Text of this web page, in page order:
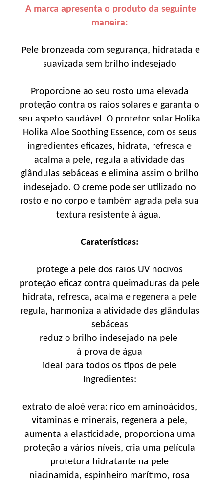
A marca apresenta o produto da seguinte
maneira:
Pele bronzeada com segurança, hidratada e
suavizada sem brilho indesejado
Proporcione ao seu rosto uma elevada
proteção contra os raios solares e garanta o
seu aspeto saudável. O protetor solar Holika
Holika Aloe Soothing Essence, com os seus
ingredientes eficazes, hidrata, refresca e
acalma a pele, regula a atividade das
glândulas sebáceas e elimina assim o brilho
indesejado. O creme pode ser utilizado no
rosto e no corpo e também agrada pela sua
textura resistente à água.
Caraterísticas:
protege a pele dos raios UV nocivos
proteção eficaz contra queimaduras da pele
hidrata, refresca, acalma e regenera a pele
regula, harmoniza a atividade das glândulas
sebáceas
reduz o brilho indesejado na pele
à prova de água
ideal para todos os tipos de pele
Ingredientes:
extrato de aloé vera: rico em aminoácidos,
vitaminas e minerais, regenera a pele,
aumenta a elasticidade, proporciona uma
proteção a vários níveis, cria uma película
protetora hidratante na pele
niacinamida, espinheiro marítimo, rosa